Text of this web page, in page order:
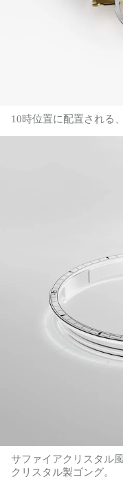
10時位置に配置される
サファイアクリスタル
クリスタル製ゴング。